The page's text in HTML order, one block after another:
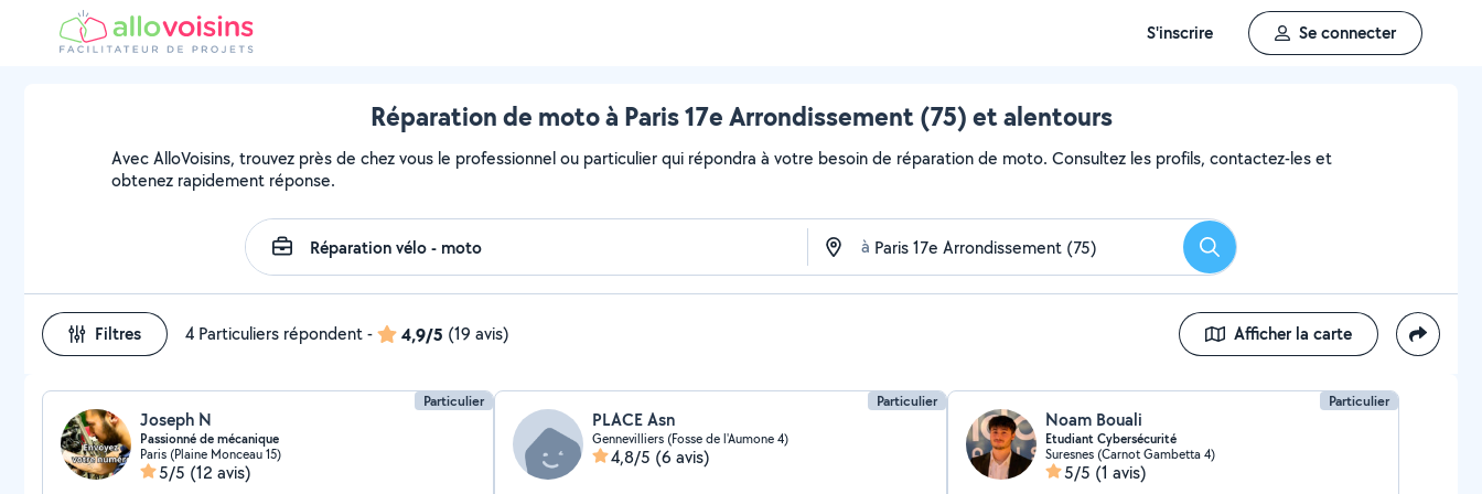
S'inscrire Se connecter
Réparation de moto à Paris 17e Arrondissement (75) et alentours
Avec AlloVoisins, trouvez près de chez vous le professionnel ou particulier qui répondra à votre besoin de réparation de moto. Consultez les profils, contactez-les et
obtenez rapidement réponse.
à Rechercher
Filtres 4 Particuliers répondent- 4,9/5 (19 avis) Afficher la carte
Particulier
Joseph N
Passionné de mécanique
Paris (Plaine Monceau 15)
5/5 (12 avis)
Particulier
PLACE Asn
Gennevilliers (Fosse de l'Aumone 4)
4,8/5 (6 avis)
Particulier
Noam Bouali
Etudiant Cybersécurité
Suresnes (Carnot Gambetta 4)
5/5 (1 avis)